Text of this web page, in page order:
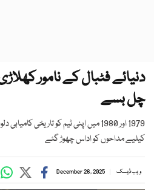
چل بسے
1979 اور 1980 میں اپنی ٹیم کو تاریخی
کیلیے مداحوں کو اداس چھوڑ گئے
ویب ڈیسک December 26, 2025